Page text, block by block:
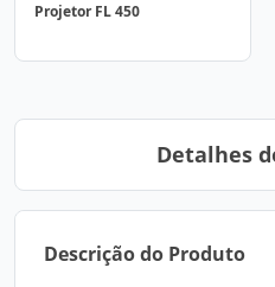
Projetor FL 450
Detalhes
Descrição do Produto